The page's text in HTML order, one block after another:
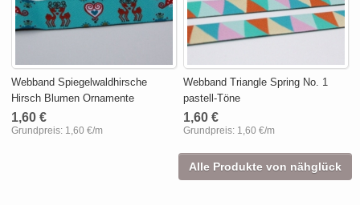
Webband Spiegelwaldhirsche
Hirsch Blumen Ornamente
1,60 €
Grundpreis: 1,60 €/m
Webband Triangle Spring No. 1
pastell-Töne
1,60 €
Grundpreis: 1,60 €/m
Alle Produkte von nähglück